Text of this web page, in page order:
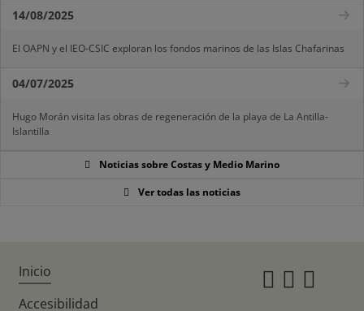
14/08/2025
El OAPN y el IEO-CSIC exploran los fondos marinos de las Islas Chafarinas
04/07/2025
Hugo Morán visita las obras de regeneración de la playa de La Antilla-
Islantilla
Noticias sobre Costas y Medio Marino
Ver todas las noticias
Inicio
Accesibilidad